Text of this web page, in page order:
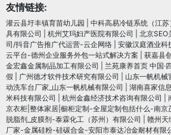
友情链接:
灌云县圩丰镇育苗幼儿园 中科高易冷链系统（江苏
具有限公司
杭州艾玛妇产医院有限公司
北京SEO
司/抖音广告推广代运营-云企网络
安徽汉庭酒业科
云平台-德州企业服务外包一站式解决方案
获嘉县
金宏鑫金属制品加工有限公司
兰苑康养首页 中国·
假
广州德才软件技术研究有限公司
山东一帆机械
动洗车台厂家_山东一帆机械有限公司
湖南喜家信
米科技有限公司
杭州金鑫经济技术咨询有限公司
京衣柜|整体家居|橱柜定制-全屋定制包括什么-南京
脱脂剂_皮膜剂-泰霖化工（苏州）有限公司
赣州天
厂家-金属硅粉-硅碳合金-安阳市泰达冶金耐材有限